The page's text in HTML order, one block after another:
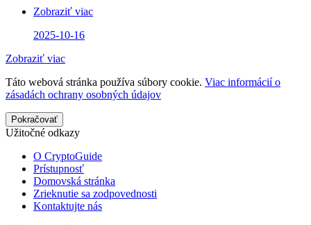
Zobraziť viac
2025-10-16
Zobraziť viac
Táto webová stránka používa súbory cookie. Viac informácií o
zásadách ochrany osobných údajov
Pokračovať
Užitočné odkazy
O CryptoGuide
Prístupnosť
Domovská stránka
Zrieknutie sa zodpovednosti
Kontaktujte nás